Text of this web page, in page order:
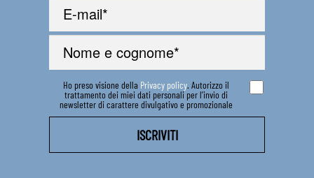
Ho preso visione della Privacy policy. Autorizzo il
trattamento dei miei dati personali per l’invio di
newsletter di carattere divulgativo e promozionale